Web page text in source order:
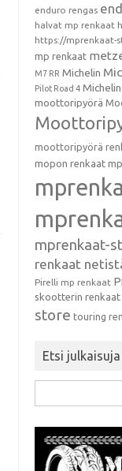
enduro rengas
halvat mp renkaat
https://mprenkaat-
mp renkaat
M7 RR Michelin
Pilot Road 4
moottoripyörä
moottoripyörä
mopon renkaat
mprenkaat-
renkaat
Pirelli mp renkaat
skootterin renkaat
store touring
Etsi julkaisuja